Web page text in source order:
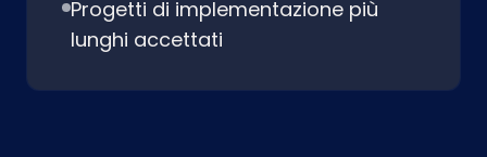
Progetti di implementazione più
lunghi accettati